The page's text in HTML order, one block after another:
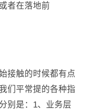
者在落地前
接触的时候都有点
们平常提的各种指
别是：1、业务层